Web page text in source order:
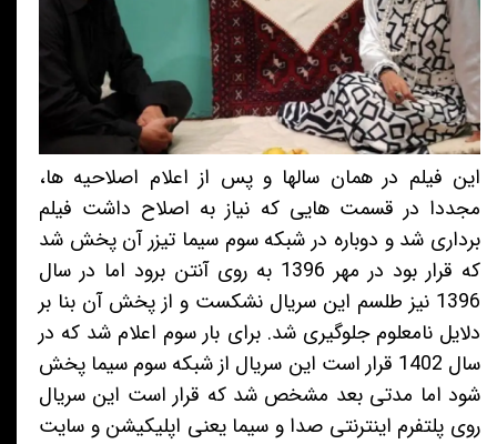
این فیلم در همان سالها و پس از اعلام اصلاحیه ها،
مجددا در قسمت هایی که نیاز به اصلاح داشت فیلم
برداری شد و دوباره در شبکه سوم سیما تیزر آن پخش شد
که قرار بود در مهر 1396 به روی آنتن برود اما در سال
1396 نیز طلسم این سریال نشکست و از پخش آن بنا بر
دلایل نامعلوم جلوگیری شد. برای بار سوم اعلام شد که در
سال 1402 قرار است این سریال از شبکه سوم سیما پخش
شود اما مدتی بعد مشخص شد که قرار است این سریال
روی پلتفرم اینترنتی صدا و سیما یعنی اپلیکیشن و سایت